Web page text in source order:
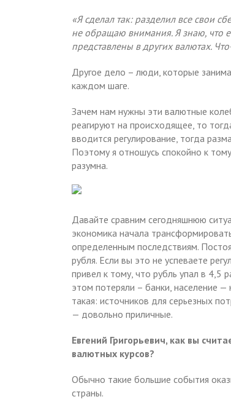
«Я сделал так: разделил все свои
не обращаю внимания. Я знаю, что
представлены в других валютах.
Другое дело – люди, которые
каждом шаге.
Зачем нам нужны эти валютные
реагируют на происходящее, то
вводится регулирование, тогда
Поэтому я отношусь спокойно к
разумна.
Давайте сравним сегодняшнюю
экономика начала
определенным последствиям.
рубля. Если вы это не успеваете
привел к тому, что рубль упал в 4,5
этом потеряли – банки, население
такая: источников для серьезных
— довольно приличные.
Евгений Григорьевич, как вы
валютных курсов?
Обычно такие большие события
страны.